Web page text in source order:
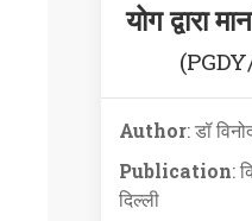
योग द्वारा
Author: डॉ
Publication:
दिल्ली